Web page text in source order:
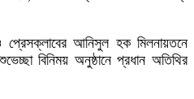
আনিসুল হক মিলনায়তনে
শুভেচ্ছা বিনিময় অনুষ্ঠানে প্রধান অতিথির